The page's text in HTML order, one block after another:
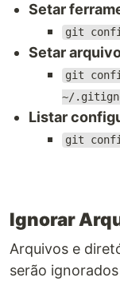
Setar
git
Setar
git
~/
Listar
git
Ignorar
Arquivos e
serão